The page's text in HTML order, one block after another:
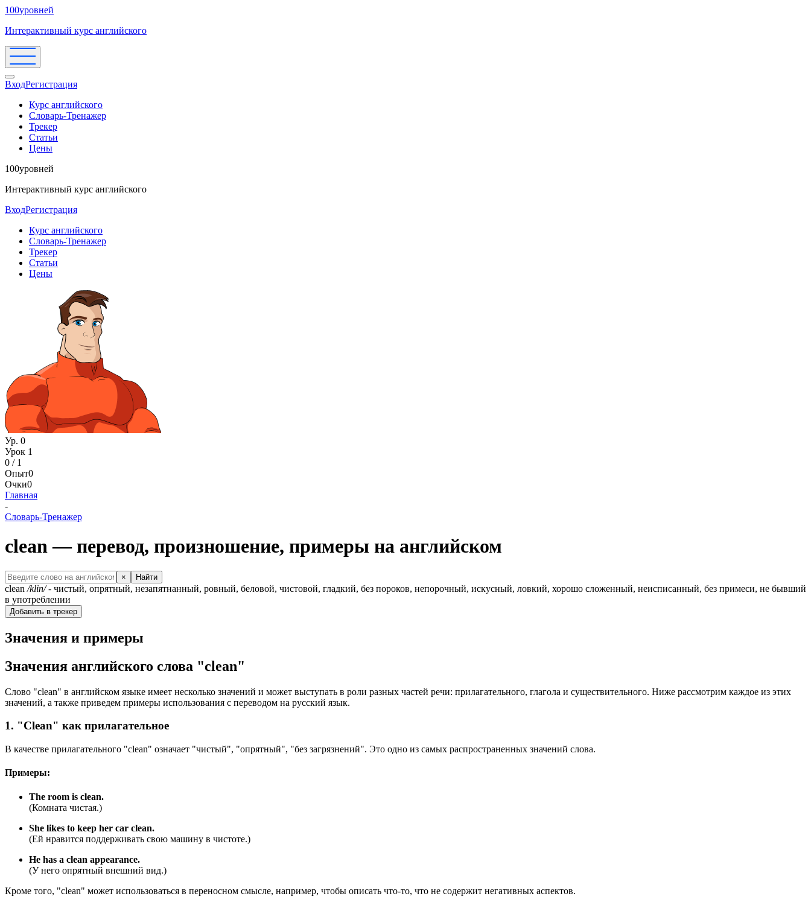
100уровней
Интерактивный курс английского
ВходРегистрация
Курс английского
Словарь-Тренажер
Трекер
Статьи
Цены
100уровней
Интерактивный курс английского
ВходРегистрация
Курс английского
Словарь-Тренажер
Трекер
Статьи
Цены
Ур. 0
Урок 1
0 / 1
Опыт0
Очки0
Главная
-
Словарь-Тренажер
clean — перевод, произношение, примеры на английском
× Найти
clean /klin/- чистый, опрятный, незапятнанный, ровный, беловой, чистовой, гладкий, без пороков, непорочный, искусный, ловкий, хорошо сложенный, неисписанный, без примеси, не бывший
в употреблении
Добавить в трекер
Значения и примеры
Значения английского слова "clean"
Слово "clean" в английском языке имеет несколько значений и может выступать в роли разных частей речи: прилагательного, глагола и существительного. Ниже рассмотрим каждое из этих
значений, а также приведем примеры использования с переводом на русский язык.
1. "Clean" как прилагательное
В качестве прилагательного "clean" означает "чистый", "опрятный", "без загрязнений". Это одно из самых распространенных значений слова.
Примеры:
The room is clean.
(Комната чистая.)
She likes to keep her car clean.
(Ей нравится поддерживать свою машину в чистоте.)
He has a clean appearance.
(У него опрятный внешний вид.)
Кроме того, "clean" может использоваться в переносном смысле, например, чтобы описать что-то, что не содержит негативных аспектов.